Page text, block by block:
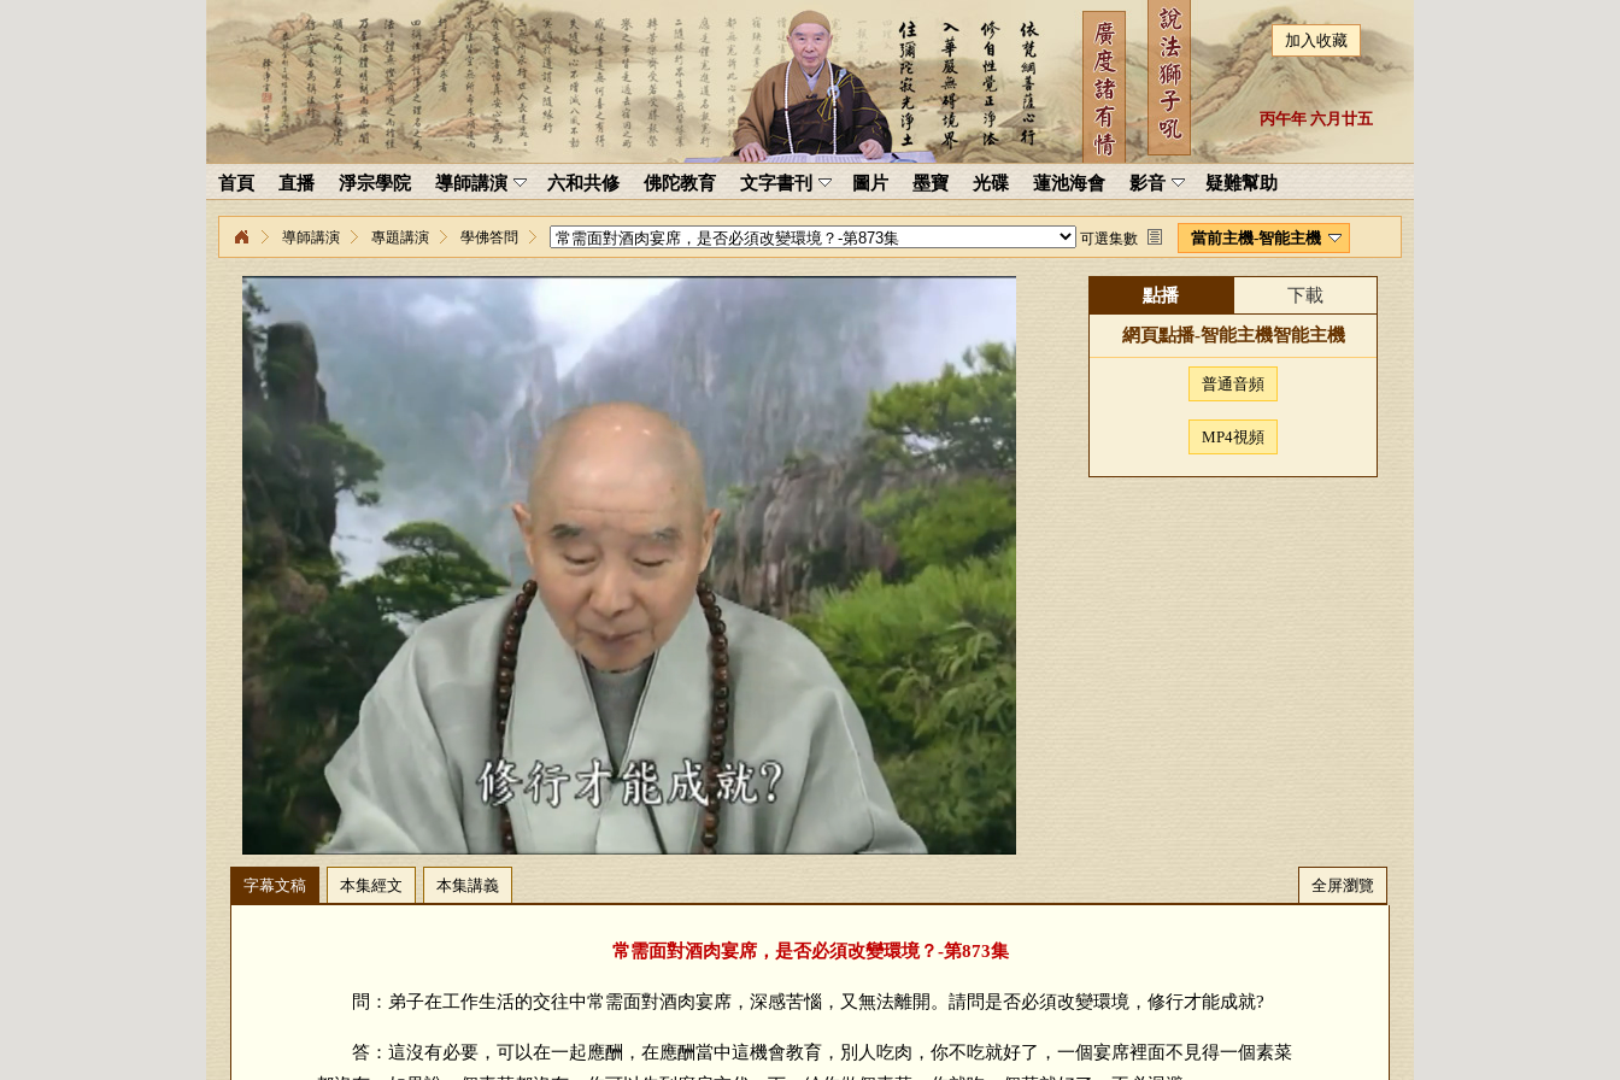
加入收藏
丙午年 六月廿五
首頁 直播 淨宗學院 導師講演 六和共修 佛陀教育 文字書刊 圖片 墨寶 光碟 蓮池海會 影音 疑難幫助
導師講演 專題講演 學佛答問 可選集數 當前主機-智能主機
點播 下載
網頁點播-智能主機智能主機
普通音頻
MP4視頻
字幕文稿 本集經文 本集講義 全屏瀏覽
常需面對酒肉宴席，是否必須改變環境？-第873集
問：弟子在工作生活的交往中常需面對酒肉宴席，深感苦惱，又無法離開。請問是否必須改變環境，修行才能成就?
答：這沒有必要，可以在一起應酬，在應酬當中這機會教育，別人吃肉，你不吃就好了，一個宴席裡面不見得一個素菜